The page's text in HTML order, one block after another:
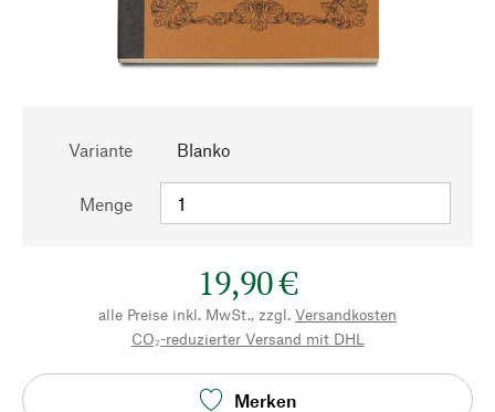
Variante Blanko
Menge
19,90 €
alle Preise inkl. MwSt., zzgl. Versandkosten
CO₂-reduzierter Versand mit DHL
Merken